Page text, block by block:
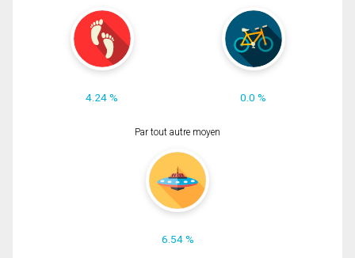
4.24 % 0.0 %
Par tout autre moyen
6.54 %